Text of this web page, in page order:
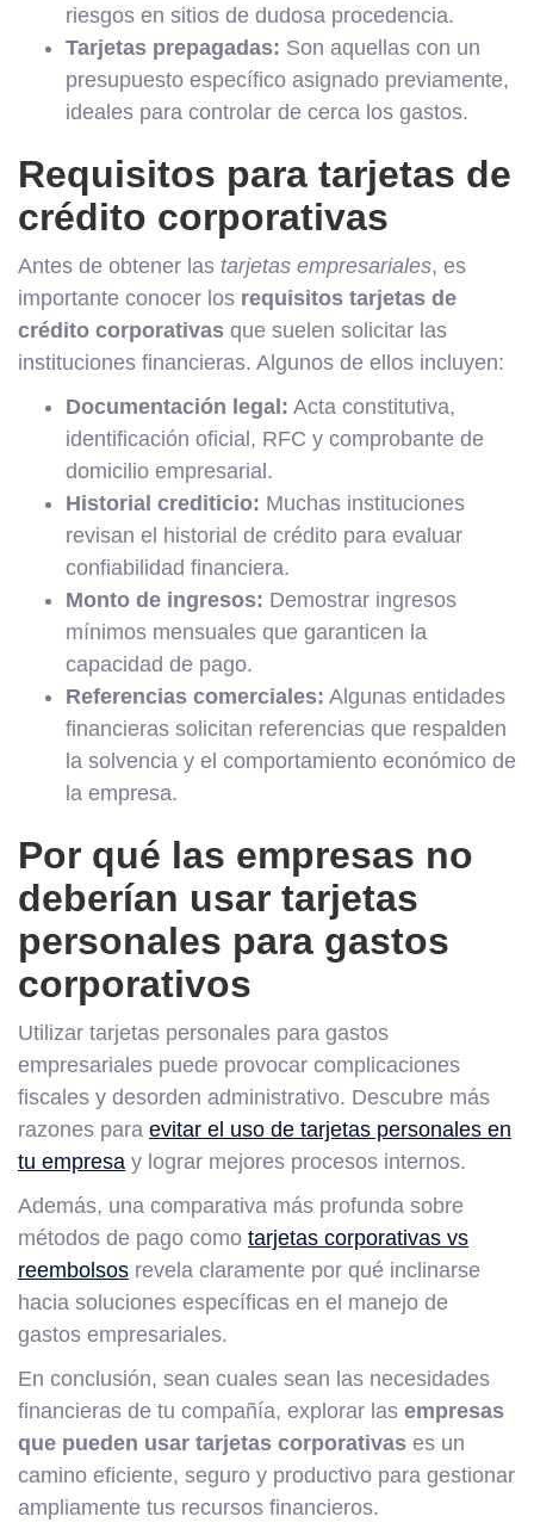
riesgos en sitios de dudosa procedencia.
Tarjetas prepagadas: Son aquellas con un
presupuesto específico asignado previamente,
ideales para controlar de cerca los gastos.
Requisitos para tarjetas de
crédito corporativas
Antes de obtener las tarjetas empresariales, es
importante conocer los requisitos tarjetas de
crédito corporativas que suelen solicitar las
instituciones financieras. Algunos de ellos incluyen:
Documentación legal: Acta constitutiva,
identificación oficial, RFC y comprobante de
domicilio empresarial.
Historial crediticio: Muchas instituciones
revisan el historial de crédito para evaluar
confiabilidad financiera.
Monto de ingresos: Demostrar ingresos
mínimos mensuales que garanticen la
capacidad de pago.
Referencias comerciales: Algunas entidades
financieras solicitan referencias que respalden
la solvencia y el comportamiento económico de
la empresa.
Por qué las empresas no
deberían usar tarjetas
personales para gastos
corporativos
Utilizar tarjetas personales para gastos
empresariales puede provocar complicaciones
fiscales y desorden administrativo. Descubre más
razones para evitar el uso de tarjetas personales en
tu empresa y lograr mejores procesos internos.
Además, una comparativa más profunda sobre
métodos de pago como tarjetas corporativas vs
reembolsos revela claramente por qué inclinarse
hacia soluciones específicas en el manejo de
gastos empresariales.
En conclusión, sean cuales sean las necesidades
financieras de tu compañía, explorar las empresas
que pueden usar tarjetas corporativas es un
camino eficiente, seguro y productivo para gestionar
ampliamente tus recursos financieros.